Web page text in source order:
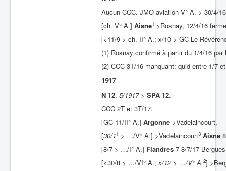
Aucun CCC. JMO aviation V° A. > 30/4/
[ch. V° A.] Aisne1 >Rosnay, 12/4/16
[<11/9 > ch. II° A.; x/10 > GC Le
(1) Rosnay confirmé à partir du 1/4/16
(2) CCC 3T/16 manquant: quid entre 1/7
1917
N 12. 5/1917> SPA 12.
CCC 2T et 3T/17.
[GC 11/II° A.] Argonne >Vadelaincourt,
[30/11 > …/V° A.] >Vadelaincourt3 Aisne
[8/7 > …/I° A.] Flandres 7-8/7/17
[<30/8 > …/VI° A.; x/12 > …/V° A.2]